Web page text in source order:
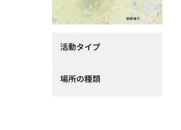
活動タイプ
場所の種類